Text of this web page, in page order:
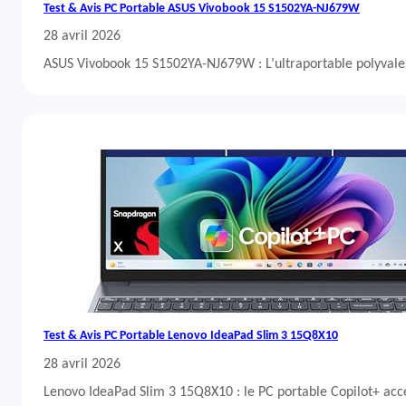
Test & Avis PC Portable ASUS Vivobook 15 S1502YA-NJ679W
28 avril 2026
ASUS Vivobook 15 S1502YA-NJ679W : L’ultraportable
Test & Avis PC Portable Lenovo IdeaPad Slim 3 15Q8X10
28 avril 2026
Lenovo IdeaPad Slim 3 15Q8X10 : le PC portable Copilot+